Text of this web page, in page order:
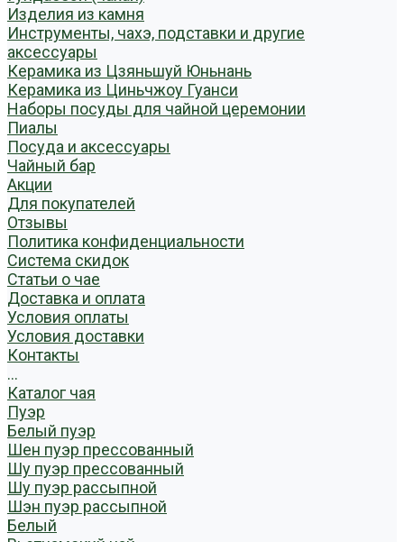
Изделия из камня
Инструменты, чахэ, подставки и другие
аксессуары
Керамика из Цзяньшуй Юньнань
Керамика из Циньчжоу Гуанси
Наборы посуды для чайной церемонии
Пиалы
Посуда и аксессуары
Чайный бар
Акции
Для покупателей
Отзывы
Политика конфиденциальности
Система скидок
Статьи о чае
Доставка и оплата
Условия оплаты
Условия доставки
Контакты
...
Каталог чая
Пуэр
Белый пуэр
Шен пуэр прессованный
Шу пуэр прессованный
Шу пуэр рассыпной
Шэн пуэр рассыпной
Белый